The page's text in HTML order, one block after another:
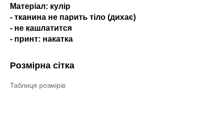
Матеріал: кулір
- тканина не парить тіло (дихає)
- не кашлатится
- принт: накатка
Розмірна сітка
Таблиця розмірів